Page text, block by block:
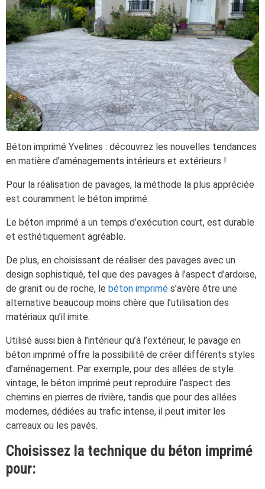
Béton imprimé Yvelines : découvrez les nouvelles tendances
en matière d’aménagements intérieurs et extérieurs !
Pour la réalisation de pavages, la méthode la plus appréciée
est couramment le béton imprimé.
Le béton imprimé a un temps d’exécution court, est durable
et esthétiquement agréable.
De plus, en choisissant de réaliser des pavages avec un
design sophistiqué, tel que des pavages à l’aspect d’ardoise,
de granit ou de roche, le béton imprimé s’avère être une
alternative beaucoup moins chère que l’utilisation des
matériaux qu’il imite.
Utilisé aussi bien à l’intérieur qu’à l’extérieur, le pavage en
béton imprimé offre la possibilité de créer différents styles
d’aménagement. Par exemple, pour des allées de style
vintage, le béton imprimé peut reproduire l’aspect des
chemins en pierres de rivière, tandis que pour des allées
modernes, dédiées au trafic intense, il peut imiter les
carreaux ou les pavés.
Choisissez la technique du béton imprimé
pour: